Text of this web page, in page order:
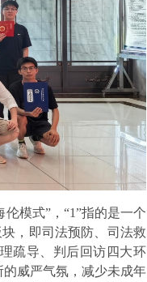
模式”，“1”指的是一个
，即司法预防、司法救
疏导、判后回访四大环
威严气氛，减少未成年